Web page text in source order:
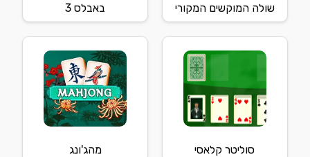
שולה המוקשים המקורי באבלס 3
סוליטר קלאסי מהג'ונג